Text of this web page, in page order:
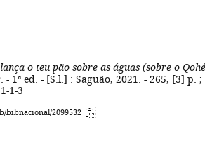
o teu pão sobre as águas (sobre o
1ª ed. - [S.l.] : Saguão, 2021. - 265, [3] p. ;
1-3
bibnacional/2099532